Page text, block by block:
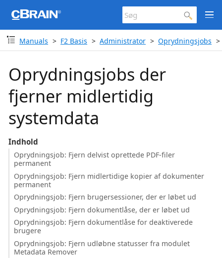
Manuals F2 Basis Administrator Oprydningsjobs
Oprydningsjobs der
fjerner midlertidig
systemdata
Indhold
Oprydningsjob: Fjern delvist oprettede PDF-filer
permanent
Oprydningsjob: Fjern midlertidige kopier af dokumenter
permanent
Oprydningsjob: Fjern brugersessioner, der er løbet ud
Oprydningsjob: Fjern dokumentlåse, der er løbet ud
Oprydningsjob: Fjern dokumentlåse for deaktiverede
brugere
Oprydningsjob: Fjern udløbne statusser fra modulet
Metadata Remover